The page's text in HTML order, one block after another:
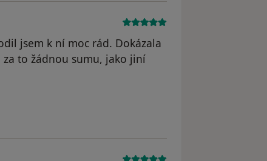
jsem k ní moc rád. Dokázala
to žádnou sumu, jako jiní